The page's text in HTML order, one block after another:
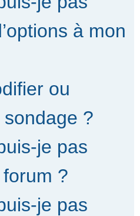
à mon
ou
?
je pas
?
je pas